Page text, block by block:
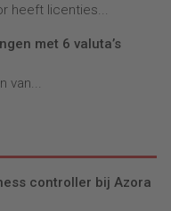
heeft licenties...
met 6 valuta’s
controller bij Azora